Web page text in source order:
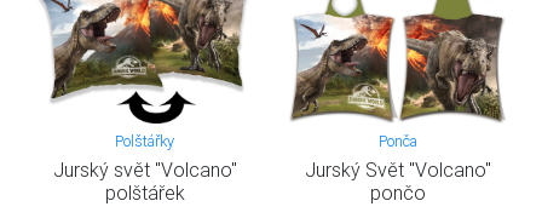
Polštářky
Jurský svět "Volcano"
polštářek
Ponča
Jurský Svět "Volcano"
pončo